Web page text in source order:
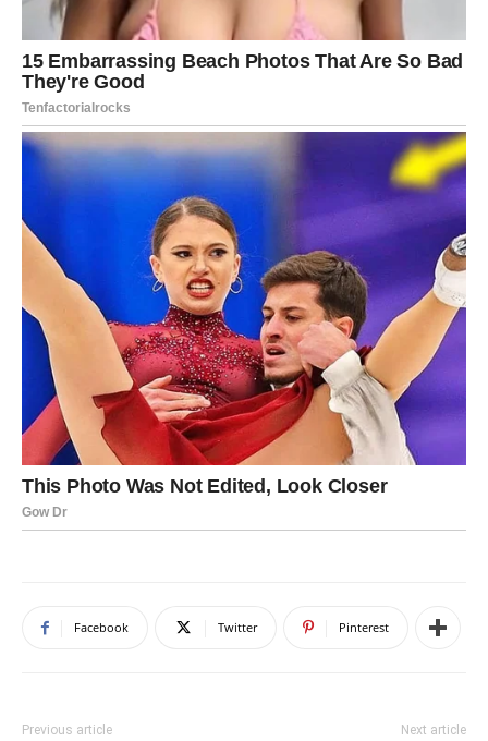
Facebook Twitter Pinterest
Previous article Next article